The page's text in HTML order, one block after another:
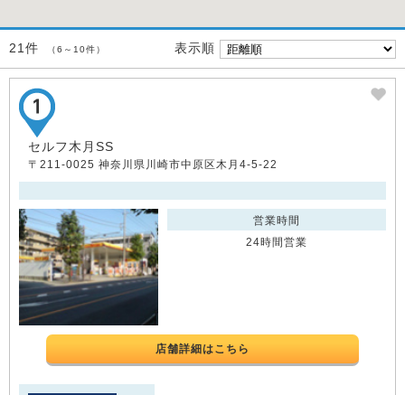
21件 （6～10件） 表示順
セルフ木月SS
〒211-0025 神奈川県川崎市中原区木月4-5-22
営業時間
24時間営業
店舗詳細はこちら